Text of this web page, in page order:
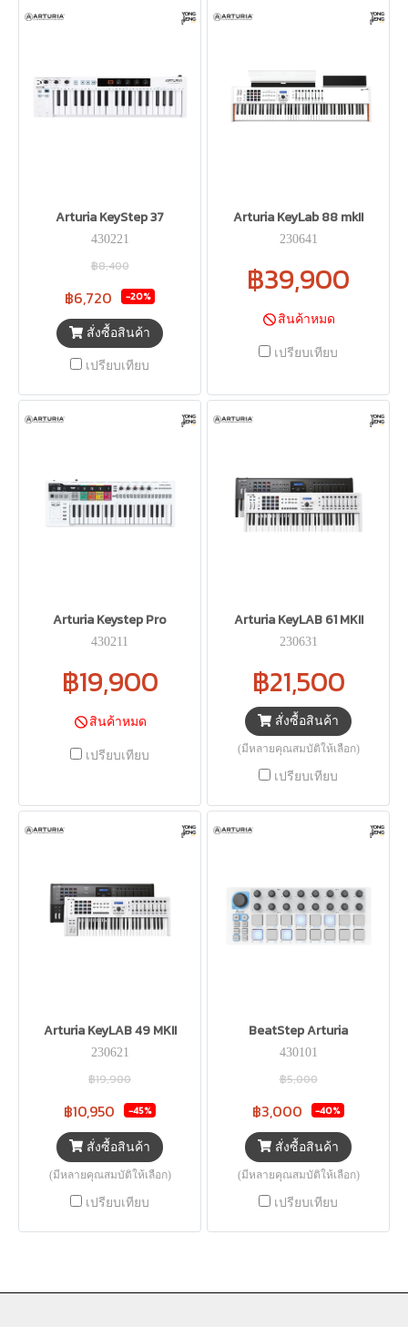
Arturia KeyStep 37
430221
฿8,400
฿6,720 -20%
สั่งซื้อสินค้า
เปรียบเทียบ
Arturia KeyLab 88 mkII
230641
฿39,900
สินค้าหมด
เปรียบเทียบ
Arturia Keystep Pro
430211
฿19,900
สินค้าหมด
เปรียบเทียบ
Arturia KeyLAB 61 MKII
230631
฿21,500
สั่งซื้อสินค้า
(มีหลายคุณสมบัติให้เลือก)
เปรียบเทียบ
Arturia KeyLAB 49 MKII
230621
฿19,900
฿10,950 -45%
สั่งซื้อสินค้า
(มีหลายคุณสมบัติให้เลือก)
เปรียบเทียบ
BeatStep Arturia
430101
฿5,000
฿3,000 -40%
สั่งซื้อสินค้า
(มีหลายคุณสมบัติให้เลือก)
เปรียบเทียบ